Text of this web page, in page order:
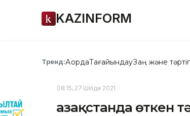
KAZINFORM
Тренд:АқордаТағайындауЗаң және
08:15, 27 Шілде 2021
Қазақстанда өткен